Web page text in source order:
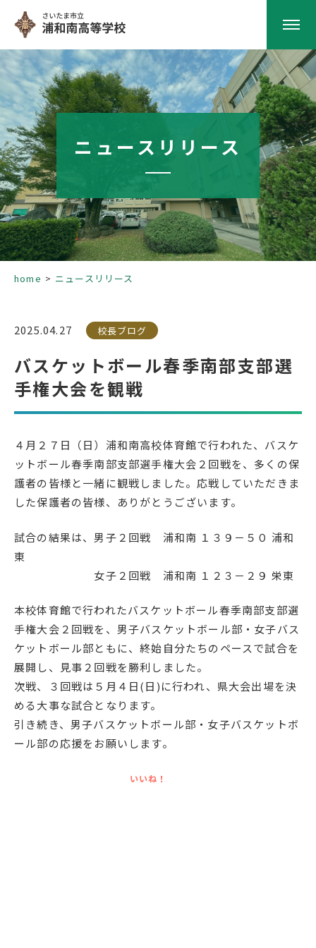
HOME
学校紹介
南高の教育
学校生活
部活動
保健室より
図書室より
事務室より
在校生の皆さんへ
保護者の方へ
地域の皆様へ
同窓会
アクセス
お問い合わせ
English
プライバシーポリシー
ニュースリリース
home ニュースリリース
2025.04.27 校長ブログ
バスケットボール春季南部支部選
手権大会を観戦
４月２７日（日）浦和南高校体育館で行われた、バスケ
ットボール春季南部支部選手権大会２回戦を、多くの保
護者の皆様と一緒に観戦しました。応戦していただきま
した保護者の皆様、ありがとうございます。
試合の結果は、男子２回戦 浦和南 １３９－５０ 浦和
東
女子２回戦 浦和南 １２３－２９ 栄東
本校体育館で行われたバスケットボール春季南部支部選
手権大会２回戦を、男子バスケットボール部・女子バス
ケットボール部ともに、終始自分たちのペースで試合を
展開し、見事２回戦を勝利しました。
次戦、３回戦は５月４日(日)に行われ、県大会出場を決
める大事な試合となります。
引き続き、男子バスケットボール部・女子バスケットボ
ール部の応援をお願いします。
いいね！